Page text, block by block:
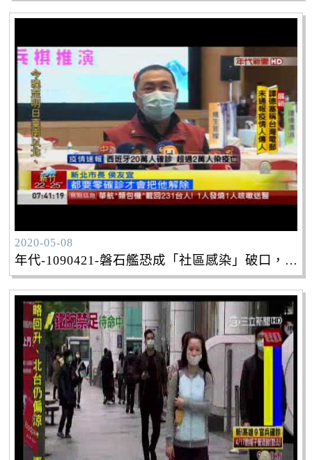
2020-05-08
年代-1090421-磐石艦恐成「社區感染」破口，侯領兵模擬「幾近封城」